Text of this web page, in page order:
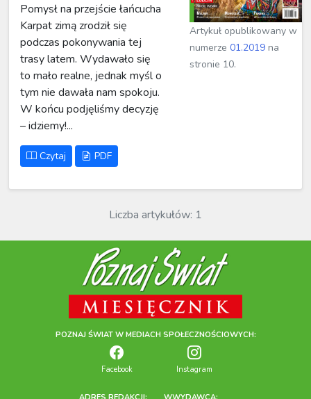
Pomysł na przejście łańcucha
Karpat zimą zrodził się
podczas pokonywania tej
trasy latem. Wydawało się
to mało realne, jednak myśl o
tym nie dawała nam spokoju.
W końcu podjęliśmy decyzję
– idziemy!...
Czytaj PDF
Artykuł opublikowany w
numerze01.2019 na
stronie 10.
Liczba artykułów: 1
POZNAJ ŚWIAT W MEDIACH SPOŁECZNOŚCIOWYCH:
Facebook Instagram